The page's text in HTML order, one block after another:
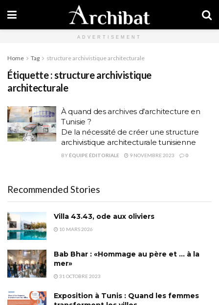
ADVERTISEMENT
Home Tag structure archivistique architecturale
Étiquette :structure archivistique
architecturale
À quand des archives d’architecture en
Tunisie ?
De la nécessité de créer une structure
archivistique architecturale tunisienne
BY ÉQUIPE ÉDITORIALE 9 NOVEMBRE 2023 0
Recommended Stories
Villa 43.43, ode aux oliviers
10 MARS 2026
Bab Bhar : «Hommage au père et … à la
mer»
31 OCTOBRE 2023
Exposition à Tunis : Quand les femmes